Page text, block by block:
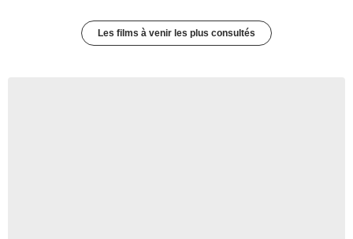
Les films à venir les plus consultés